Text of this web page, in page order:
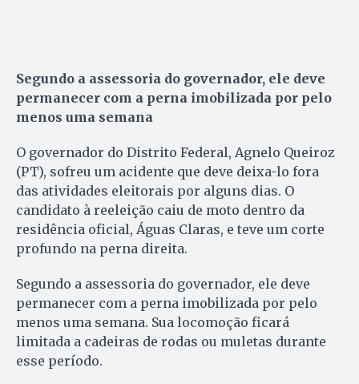
Segundo a assessoria do governador, ele deve
permanecer com a perna imobilizada por pelo
menos uma semana
O governador do Distrito Federal, Agnelo Queiroz
(PT), sofreu um acidente que deve deixa-lo fora
das atividades eleitorais por alguns dias. O
candidato à reeleição caiu de moto dentro da
residência oficial, Águas Claras, e teve um corte
profundo na perna direita.
Segundo a assessoria do governador, ele deve
permanecer com a perna imobilizada por pelo
menos uma semana. Sua locomoção ficará
limitada a cadeiras de rodas ou muletas durante
esse período.